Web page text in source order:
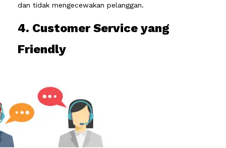
dan tidak mengecewakan pelanggan.
4. Customer Service yang
Friendly